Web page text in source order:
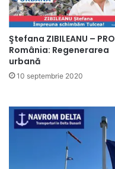
Ştefana ZIBILEANU – PRO
România: Regenerarea
urbană
10 septembrie 2020